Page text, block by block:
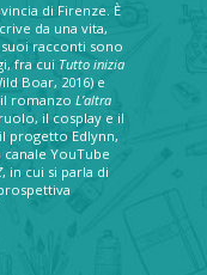
di Firenze. È
da una vita,
racconti sono
fra cui Tutto inizia
Boar, 2016) e
romanzo L’altra
il cosplay e il
progetto Edlynn,
YouTube
, in cui si parla di